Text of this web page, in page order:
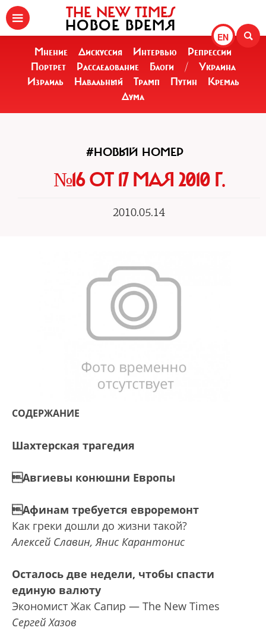
EN
THE NEW TIMES
НОВОЕ ВРЕМЯ
Мнение Дискуссия Интервью
Репрессии
Портрет
Расследование Блоги /
Украина
Израиль
Навальный Трамп Путин
Кремль
Дума
#НОВЫЙ НОМЕР
№16 ОТ 17 МАЯ 2010 Г.
2010.05.14
СОДЕРЖАНИЕ
Шахтерская трагедия
Авгиевы конюшни Европы
Афинам требуется евроремонт
Как греки дошли до жизни такой?
Алексей Славин, Янис Карантонис
Осталось две недели, чтобы спасти
единую валюту
Экономист Жак Сапир — The New Times
Сергей Хазов